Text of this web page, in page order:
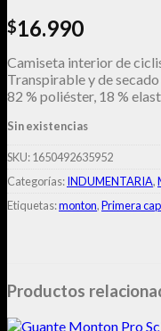
$16.990
Camiseta interior de
Transpirable y de
82 % poliéster, 18 %
Sin existencias
SKU:1650492635952
Categorías:INDUMENTARIA,
Etiquetas:monton,Primera
Productos